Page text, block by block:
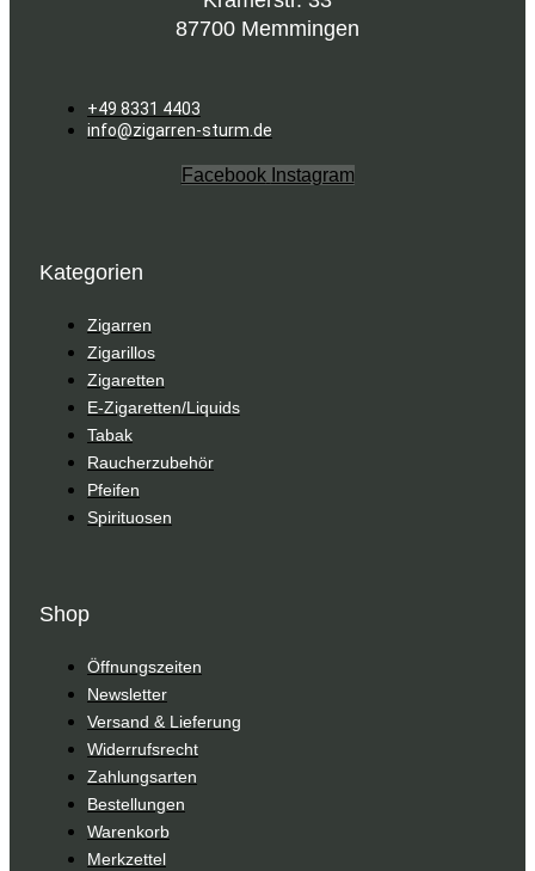
87700 Memmingen
+49 8331 4403
info@zigarren-sturm.de
Facebook Instagram
Kategorien
Zigarren
Zigarillos
Zigaretten
E-Zigaretten/Liquids
Tabak
Raucherzubehör
Pfeifen
Spirituosen
Shop
Öffnungszeiten
Newsletter
Versand & Lieferung
Widerrufsrecht
Zahlungsarten
Bestellungen
Warenkorb
Merkzettel